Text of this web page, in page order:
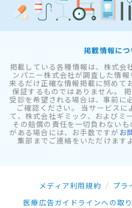
掲載情報につ
掲載している各種情報は、株式会
ンパニー株式会社が調査した情
来るだけ正確な情報掲載に努めて
保証するものではありません。
受診を希望される場合は、事前に
ご確認ください。 当サービスに
て、株式会社ギミック、およびミ
その賠償の責任を一切負わない
がある場合には、お手数ですが お
集部までご連絡をいただけます
メディア利用規約
プラ
医療広告ガイドラインへの取